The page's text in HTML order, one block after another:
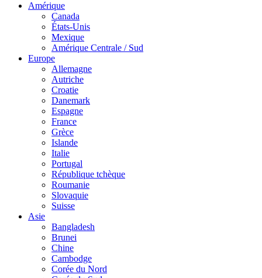
Amérique
Canada
États-Unis
Mexique
Amérique Centrale / Sud
Europe
Allemagne
Autriche
Croatie
Danemark
Espagne
France
Grèce
Islande
Italie
Portugal
République tchèque
Roumanie
Slovaquie
Suisse
Asie
Bangladesh
Brunei
Chine
Cambodge
Corée du Nord